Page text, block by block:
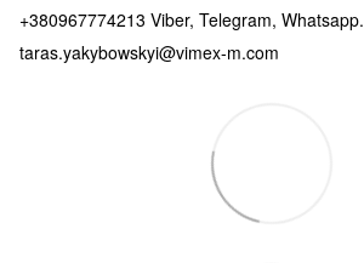
+380967774213 Viber, Telegram, Whatsapp.
taras.yakybowskyi@vimex-m.com